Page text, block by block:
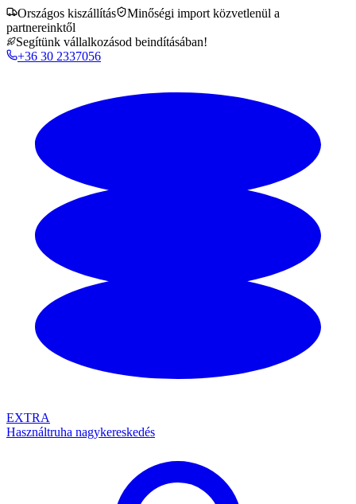
Országos kiszállítás
Minőségi import közvetlenül a
partnereinktől
Segítünk vállalkozásod beindításában!
+36 30 2337056
EXTRA
Használtruha nagykereskedés